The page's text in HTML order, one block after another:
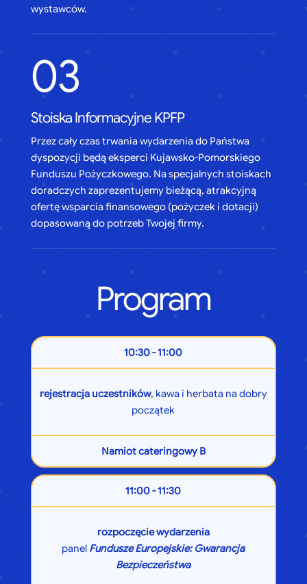
wystawców.
03
Stoiska Informacyjne KPFP
Przez cały czas trwania wydarzenia do Państwa
dyspozycji będą eksperci Kujawsko-Pomorskiego
Funduszu Pożyczkowego. Na specjalnych stoiskach
doradczych zaprezentujemy bieżącą, atrakcyjną
ofertę wsparcia finansowego (pożyczek i dotacji)
dopasowaną do potrzeb Twojej firmy.
Program
10:30 - 11:00
rejestracja uczestników, kawa i herbata na dobry
początek
Namiot cateringowy B
11:00 - 11:30
rozpoczęcie wydarzenia
panel Fundusze Europejskie: Gwarancja
Bezpieczeństwa